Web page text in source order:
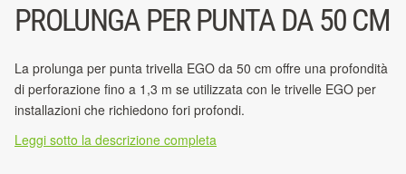
PROLUNGA PER PUNTA DA 50 CM
La prolunga per punta trivella EGO da 50 cm offre una profondità
di perforazione fino a 1,3 m se utilizzata con le trivelle EGO per
installazioni che richiedono fori profondi.
Leggi sotto la descrizione completa